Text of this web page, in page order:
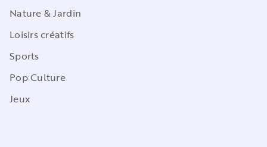
Nature & Jardin
Loisirs créatifs
Sports
Pop Culture
Jeux